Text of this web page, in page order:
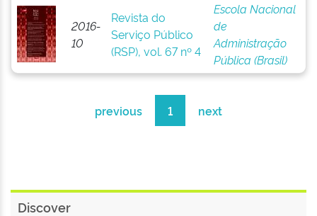
2016-
10
Revista do
Serviço Público
(RSP), vol. 67 nº 4
Escola Nacional
de
Administração
Pública (Brasil)
previous 1 next
Discover